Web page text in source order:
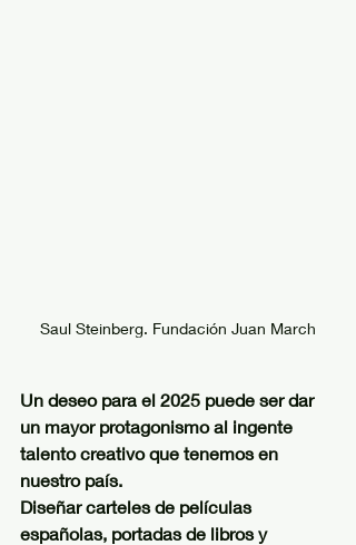
Saul Steinberg. Fundación Juan March
Un deseo para el 2025 puede ser dar
un mayor protagonismo al ingente
talento creativo que tenemos en
nuestro país.
Diseñar carteles de películas
españolas, portadas de libros y